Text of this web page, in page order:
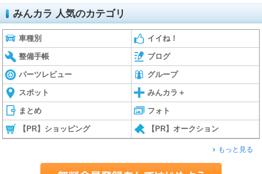
みんカラ 人気のカテゴリ
車種別 イイね！
整備手帳 ブログ
パーツレビュー グループ
スポット みんカラ＋
まとめ フォト
【PR】ショッピング 【PR】オークション
もっと見る